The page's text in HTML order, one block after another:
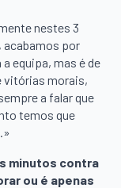
nestes 3
acabamos por
equipa, mas é de
vitórias morais,
a falar que
temos que
minutos contra
ou é apenas